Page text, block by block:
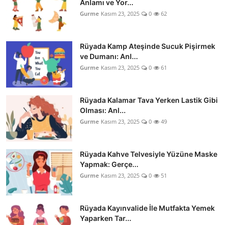
Anlamı ve Yor...
Gurme Kasım 23, 2025 0 62
Rüyada Kamp Ateşinde Sucuk Pişirmek
ve Dumanı: Anl...
Gurme Kasım 23, 2025 0 61
Rüyada Kalamar Tava Yerken Lastik Gibi
Olması: Anl...
Gurme Kasım 23, 2025 0 49
Rüyada Kahve Telvesiyle Yüzüne Maske
Yapmak: Gerçe...
Gurme Kasım 23, 2025 0 51
Rüyada Kayınvalide İle Mutfakta Yemek
Yaparken Tar...